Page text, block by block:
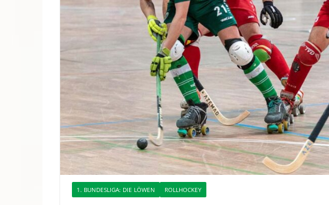
1. BUNDESLIGA: DIE LÖWEN ROLLHOCKEY